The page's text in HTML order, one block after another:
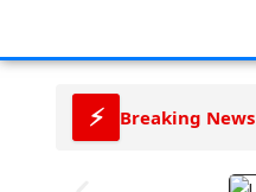
⚡ Breaking News